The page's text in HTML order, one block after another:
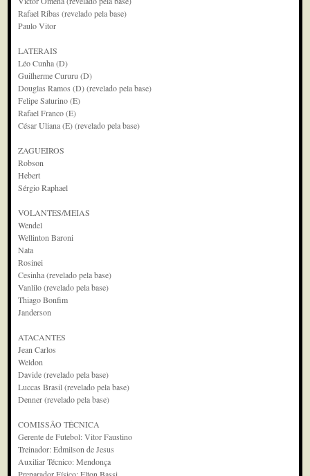
Rafael Ribas (revelado pela base)
Paulo Vitor
LATERAIS
Léo Cunha (D)
Guilherme Cururu (D)
Douglas Ramos (D) (revelado pela base)
Felipe Saturino (E)
Rafael Franco (E)
César Uliana (E) (revelado pela base)
ZAGUEIROS
Robson
Hebert
Sérgio Raphael
VOLANTES/MEIAS
Wendel
Wellinton Baroni
Nata
Rosinei
Cesinha (revelado pela base)
Vanlilo (revelado pela base)
Thiago Bonfim
Janderson
ATACANTES
Jean Carlos
Weldon
Davide (revelado pela base)
Luccas Brasil (revelado pela base)
Denner (revelado pela base)
COMISSÃO TÉCNICA
Gerente de Futebol: Vitor Faustino
Treinador: Edmilson de Jesus
Auxiliar Técnico: Mendonça